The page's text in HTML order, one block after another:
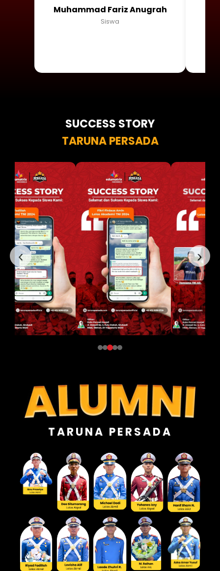
Muhammad Fariz Anugrah
Siswa
SUCCESS STORY
TARUNA PERSADA
‹ ›
TARUNA PERSADA